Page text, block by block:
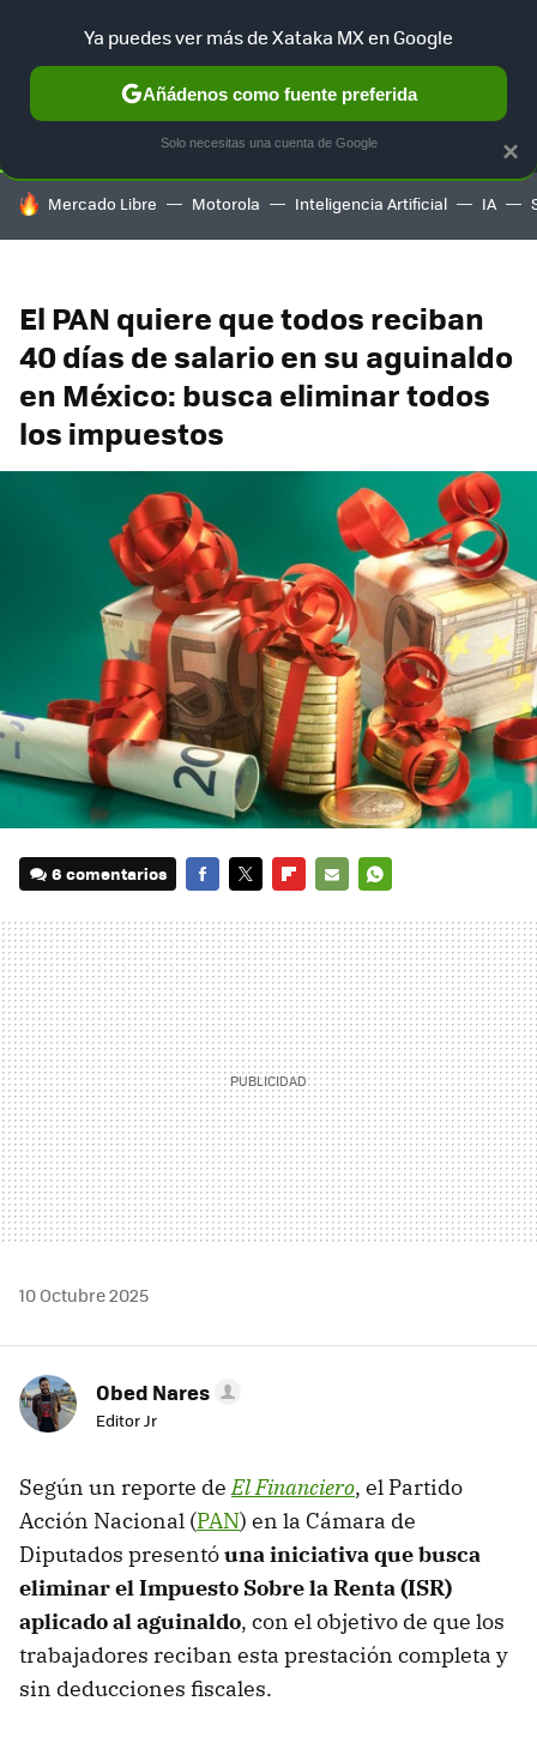
SELECCIÓN GAMING HOME AUTO TERRITORIO
HOY SE HABLA DE
Mercado Libre Motorola Inteligencia Artificial IA
El PAN quiere que todos reciban
40 días de salario en su aguinaldo
en México: busca eliminar todos
los impuestos
6 comentarios
MAIL
10 Octubre 2025
Obed Nares
Editor Jr
Según un reporte deEl Financiero, el Partido
Acción Nacional (PAN) en la Cámara de
Diputados presentóuna iniciativa que busca
eliminar el Impuesto Sobre la Renta (ISR)
aplicado al aguinaldo, con el objetivo de que los
trabajadores reciban esta prestación completa y
sin deducciones fiscales.
×
Ya puedes ver más de Xataka MX en Google
Añádenos como fuente preferida
Solo necesitas una cuenta de Google